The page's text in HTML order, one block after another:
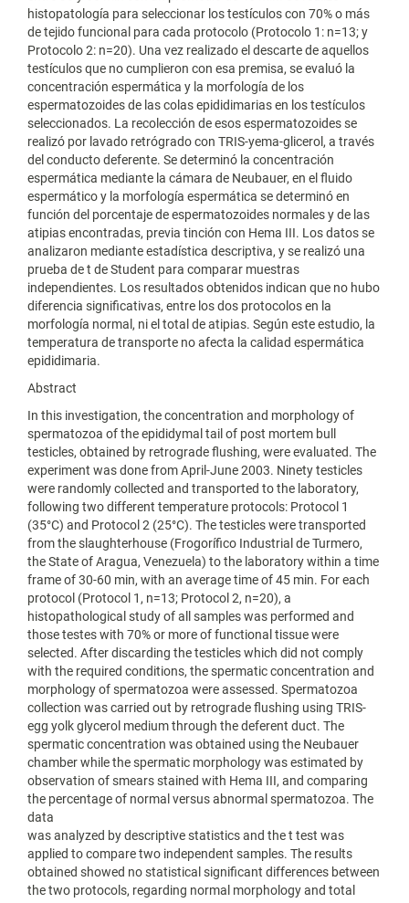
histopatología para seleccionar los testículos con 70% o más
de tejido funcional para cada protocolo (Protocolo 1: n=13; y
Protocolo 2: n=20). Una vez realizado el descarte de aquellos
testículos que no cumplieron con esa premisa, se evaluó la
concentración espermática y la morfología de los
espermatozoides de las colas epididimarias en los testículos
seleccionados. La recolección de esos espermatozoides se
realizó por lavado retrógrado con TRIS-yema-glicerol, a través
del conducto deferente. Se determinó la concentración
espermática mediante la cámara de Neubauer, en el fluido
espermático y la morfología espermática se determinó en
función del porcentaje de espermatozoides normales y de las
atipias encontradas, previa tinción con Hema III. Los datos se
analizaron mediante estadística descriptiva, y se realizó una
prueba de t de Student para comparar muestras
independientes. Los resultados obtenidos indican que no hubo
diferencia significativas, entre los dos protocolos en la
morfología normal, ni el total de atipias. Según este estudio, la
temperatura de transporte no afecta la calidad espermática
epididimaria.
Abstract
In this investigation, the concentration and morphology of
spermatozoa of the epididymal tail of post mortem bull
testicles, obtained by retrograde flushing, were evaluated. The
experiment was done from April-June 2003. Ninety testicles
were randomly collected and transported to the laboratory,
following two different temperature protocols: Protocol 1
(35°C) and Protocol 2 (25°C). The testicles were transported
from the slaughterhouse (Frogorífico Industrial de Turmero,
the State of Aragua, Venezuela) to the laboratory within a time
frame of 30-60 min, with an average time of 45 min. For each
protocol (Protocol 1, n=13; Protocol 2, n=20), a
histopathological study of all samples was performed and
those testes with 70% or more of functional tissue were
selected. After discarding the testicles which did not comply
with the required conditions, the spermatic concentration and
morphology of spermatozoa were assessed. Spermatozoa
collection was carried out by retrograde flushing using TRIS-
egg yolk glycerol medium through the deferent duct. The
spermatic concentration was obtained using the Neubauer
chamber while the spermatic morphology was estimated by
observation of smears stained with Hema III, and comparing
the percentage of normal versus abnormal spermatozoa. The
data
was analyzed by descriptive statistics and the t test was
applied to compare two independent samples. The results
obtained showed no statistical significant differences between
the two protocols, regarding normal morphology and total